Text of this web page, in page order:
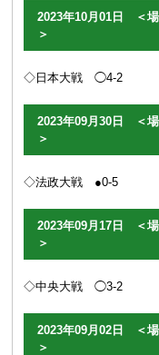
2023年10月01日 ＜
＞
◇日本大戦 ◯4-2
2023年09月30日 ＜
＞
◇法政大戦 ●0-5
2023年09月17日 ＜
＞
◇中央大戦 ◯3-2
2023年09月02日 ＜
＞